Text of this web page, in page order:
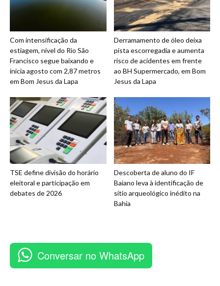
Com intensificação da
estiagem, nível do Rio São
Francisco segue baixando e
inicia agosto com 2,87 metros
em Bom Jesus da Lapa
Derramamento de óleo deixa
pista escorregadia e aumenta
risco de acidentes em frente
ao BH Supermercado, em Bom
Jesus da Lapa
TSE define divisão do horário
eleitoral e participação em
debates de 2026
Descoberta de aluno do IF
Baiano leva à identificação de
sítio arqueológico inédito na
Bahia
Conversar no WhatsApp